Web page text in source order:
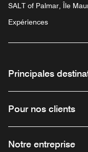
SALT of Palmar, Île
Expériences
Principales
Pour nos clients
Notre entreprise